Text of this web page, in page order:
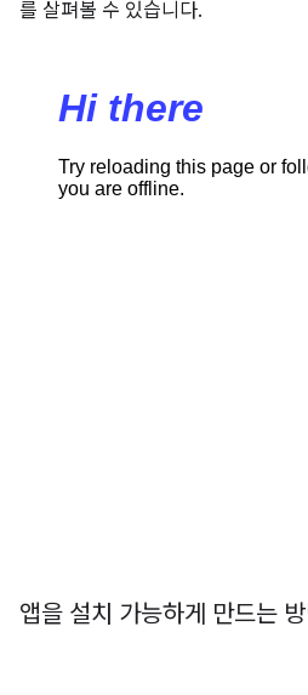
를 살펴볼 수 있습니다.
앱을 설치 가능하게 만드는